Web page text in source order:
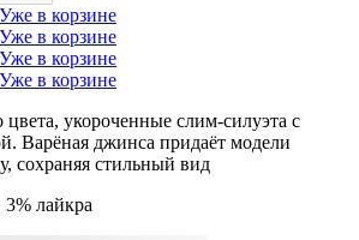
Уже в корзине
Уже в корзине
Уже в корзине
Уже в корзине
укороченные слим-силуэта с
Варёная джинса придаёт модели
сохраняя стильный вид
лайкра